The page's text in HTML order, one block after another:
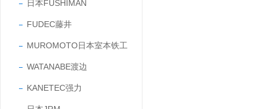
日本FUSHIMAN
FUDEC藤井
MUROMOTO日本室本铁工
WATANABE渡边
KANETEC强力